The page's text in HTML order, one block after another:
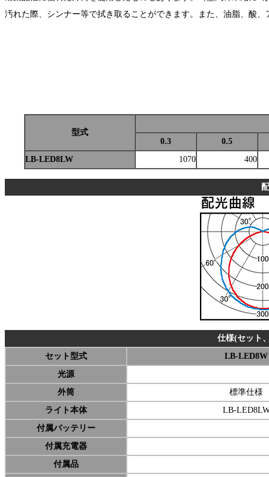
汚れた際、シンナー等で拭き取ることができます。また、油脂、酸
型式
0.3
0.5
LB-LED8LW
1070 400
仕様(セット
セット型式
LB-LED8W
光源
外筒
標準仕様
ライト 本体
LB-
付属バッテリー
付属充電器
付属品